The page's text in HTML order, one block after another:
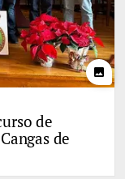
photo
de
de